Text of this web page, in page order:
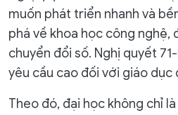
muốn phát triển nhanh và
phá về khoa học công nghệ,
chuyển đổi số. Nghị quyết
yêu cầu cao đối với giáo dục
Theo đó, đại học không chỉ